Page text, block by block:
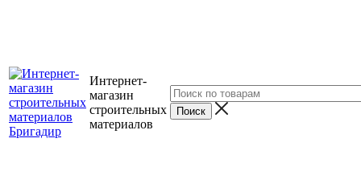
Интернет-
магазин
строительных
материалов